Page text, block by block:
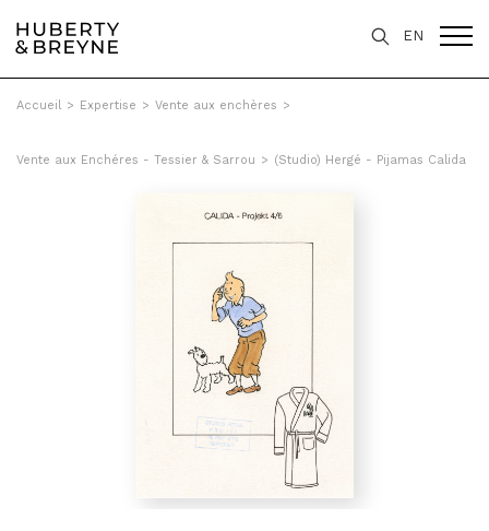
EN
Accueil > Expertise > Vente aux enchères >
Vente aux Enchéres - Tessier & Sarrou > (Studio) Hergé - Pijamas Calida